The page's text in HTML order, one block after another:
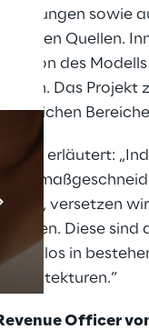
sowie
Quellen.
des
Das
erläutert:
versetzen
Diese
nahtlos in
Officer